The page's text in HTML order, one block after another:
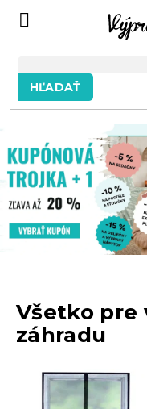
HĽADAŤ
Všetko pre
záhradu